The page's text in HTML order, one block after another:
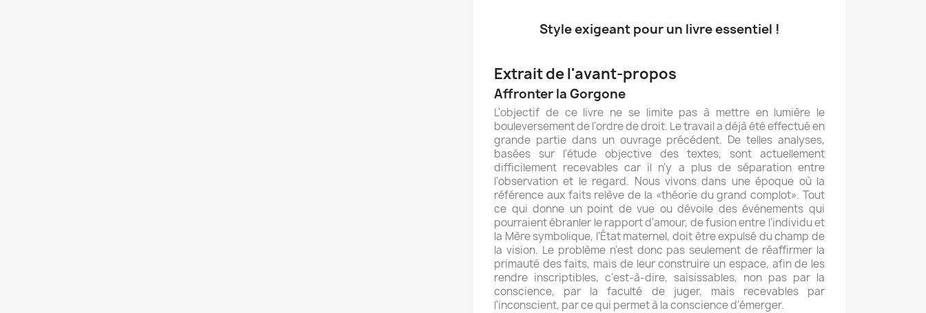
Style exigeant pour un livre essentiel !
Extrait de l'avant-propos
Affronter la Gorgone
L'objectif de ce livre ne se limite pas à mettre en lumière le
bouleversement de l'ordre de droit. Le travail a déjà été effectué en
grande partie dans un ouvrage précédent. De telles analyses,
basées sur l'étude objective des textes, sont actuellement
difficilement recevables car il n'y a plus de séparation entre
l'observation et le regard. Nous vivons dans une époque où la
référence aux faits relève de la «théorie du grand complot». Tout
ce qui donne un point de vue ou dévoile des événements qui
pourraient ébranler le rapport d'amour, de fusion entre l'individu et
la Mère symbolique, l'État maternel, doit être expulsé du champ de
la vision. Le problème n'est donc pas seulement de réaffirmer la
primauté des faits, mais de leur construire un espace, afin de les
rendre inscriptibles, c'est-à-dire, saisissables, non pas par la
conscience, par la faculté de juger, mais recevables par
l'inconscient, par ce qui permet à la conscience d'émerger.